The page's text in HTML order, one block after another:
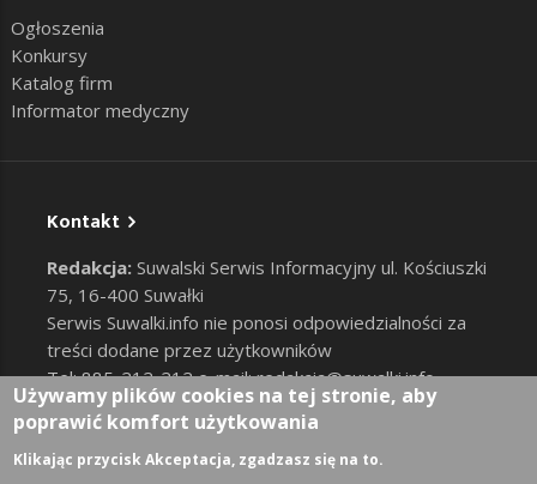
Ogłoszenia
Konkursy
Katalog firm
Informator medyczny
Kontakt
Redakcja: Suwalski Serwis Informacyjny ul. Kościuszki
75, 16-400 Suwałki
Serwis Suwalki.info nie ponosi odpowiedzialności za
treści dodane przez użytkowników
Tel: 885-212-212 e-mail:redakcja@suwalki.info,
reklama@suwalki.info
RODO |Cookies
User account menu
Zaloguj
Używamy plików cookies na tej stronie, aby
poprawić komfort użytkowania
Klikając przycisk Akceptacja, zgadzasz się na to.